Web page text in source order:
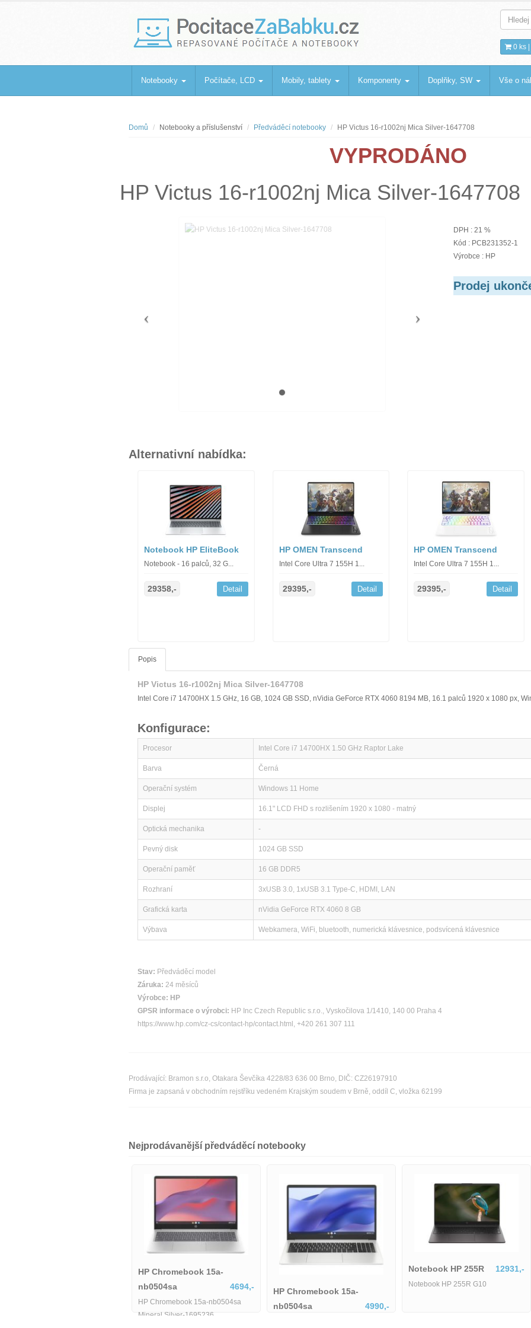
PocitaceZaBabku.cz
Repasované počítače a notebooky 0 ks |
Notebooky Počítače, LCD Mobily, tablety Komponenty Doplňky, SW Vše o
Domů Notebooky a příslušenství Předváděcí notebooky HP Victus 16-r1002nj Mica Silver-1647708
VYPRODÁNO
HP Victus 16-r1002nj Mica Silver-1647708
DPH : 21 %
Kód : PCB231352-1
Výrobce : HP
Prodej
Alternativní nabídka:
Notebook HP EliteBook
Notebook - 16 palců, 32 G...
29358,- Detail
HP OMEN Transcend
Intel Core Ultra 7 155H 1...
29395,- Detail
HP OMEN Transcend
Intel Core Ultra 7 155H 1...
29395,- Detail
Popis
HP Victus 16-r1002nj Mica Silver-1647708
Intel Core i7 14700HX 1.5 GHz, 16 GB, 1024 GB SSD, nVidia GeForce RTX 4060 8194 MB, 16.1 palců 1920 x 1080 px,
Konfigurace:
Procesor Intel Core i7 14700HX 1.50 GHz Raptor Lake
Barva Černá
Operační systém Windows 11 Home
Displej 16.1" LCD FHD s rozlišením 1920 x 1080 - matný
Optická mechanika -
Pevný disk 1024 GB SSD
Operační paměť 16 GB DDR5
Rozhraní 3xUSB 3.0, 1xUSB 3.1 Type-C, HDMI, LAN
Grafická karta nVidia GeForce RTX 4060 8 GB
Výbava Webkamera, WiFi, bluetooth, numerická klávesnice, podsvícená klávesnice
Stav: Předváděcí model
Záruka: 24 měsíců
Výrobce: HP
GPSR informace o výrobci: HP Inc Czech Republic s.r.o., Vyskočilova 1/1410, 140 00 Praha 4
https://www.hp.com/cz-cs/contact-hp/contact.html, +420 261 307 111
Prodávající: Bramon s.r.o, Otakara Ševčíka 4228/83 636 00 Brno, DIČ: CZ26197910
Firma je zapsaná v obchodním rejstříku vedeném Krajským soudem v Brně, oddíl C, vložka 62199
Nejprodávanější předváděcí notebooky
HP Chromebook 15a-
nb0504sa
4694,-
HP Chromebook 15a-nb0504sa
Mineral Silver-1695236
HP Chromebook 15a-
nb0504sa
4990,-
Notebook HP 255R 12931,-
Notebook HP 255R G10